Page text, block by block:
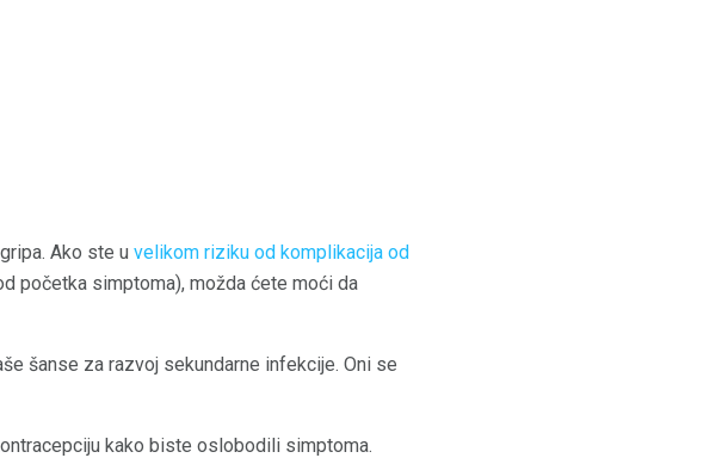
Ako ste u velikom riziku od komplikacija od
početka simptoma), možda ćete moći da
šanse za razvoj sekundarne infekcije. Oni se
kako biste oslobodili simptoma.